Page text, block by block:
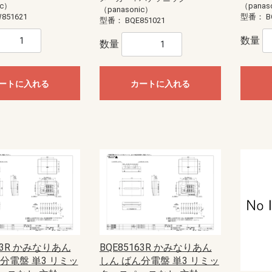
プ）
イエロー
トラ
防護カバー ジョイントタイプ
オーバーラップタイプ丸型ケーブ
ル用
オーバーラップタイプSSケーブル
用
カバー
トゲつきシート
護カバー
バー
ーブ
【CKS】電線直締用
【CKL】圧着端子用
【CBS】バック式
【DCS】切換
【DBS】バック式切換
ORZ形屋外用キャビネット
ステンレス屋外用キャビネット
盤用キャビネット
主幹：ELB
主幹：CB
ラックオプション
【HP-J】一次送り
【TBE】固定式（経済形）
【TBF-J】ブレーカ用(経済形)
【TBF-W】ブレーカ用(経済形)
【TBJ】分岐（一種耐熱登録品）
【TBN】ニュートラル端子
【TBP】電力用
【TBS】スタッド（一種耐熱登録
品）
【TBT】二段形
【TBZ・TBZ-A】ブレーカ用(直結
端子形・リペア端子形)
【TBZ-E】アース用(直締端子形)
【TK】協約形
オプション
汎用タイプ
高性能タイプ
仮設ボックス
コントロールボックス（小型FA
用）
情報通信ボックス
プルボックス
エンクローズドブレーカ
サーキットブレーカ
プラグインブレーカ
漏電ブレーカ
通信用
電話用
ラグ
・治具他
チ
キュリティ機器） レコーダー
IPネットワークカメラ
スイッチ
コンバーター・トランシーバ
ビデオサーバ
オプション品
モニター
ダミーカメラ
防犯シール・防犯看板
(Panasonic) 屋外センサーカメラ
玄関子機
増設用子機
増設モニター・モニター子機
テレビドアホン
ネットワークドアホン
ホームネットワークシステム
オプション
三菱電機
パナソニック電工
三菱電機
パナソニック電工
業務用有圧換気扇
有圧換気扇システム部材
ン 三菱電機
パナソニック電工
ン ストレートシロッコファン24時間
ストレートシロッコファン
片吸込形シロッコファン
ン 三菱電機
パナソニック電工
三菱電機
パナソニック電工
産業用送風機システム部材
6畳用
8畳用
10畳用
12畳用
14畳用
16畳用
18畳用
20畳用
23畳用
26畳用
29畳用
6畳用
8畳用
10畳用
12畳用
14畳用
18畳用
20畳用
23畳用
26畳用
29畳用
ンセット品
シュ スモークナビ搭載シリーズ
フラットシリーズ
コンパクトタイプ
交換用フィルター
トに入れる
（panasonic）
型番： BQE851021
数量
カートに入れる
（
型番：
数量
かみなりあん
電盤 単3 リミッ
BQE85163R かみなりあん
しん ばん分電盤 単3 リミッ